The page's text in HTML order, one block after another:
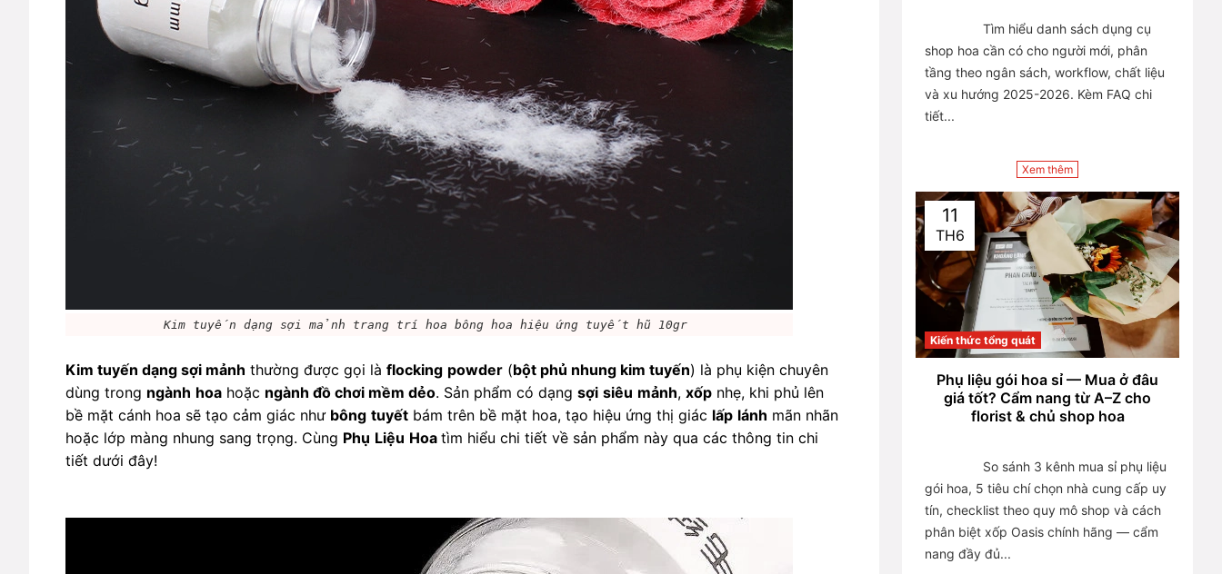
Kim tuyến dạng sợi mảnh trang trí hoa bông hoa hiệu ứng tuyết hũ 10gr
Kim tuyến dạng sợi mảnh thường được gọi là flocking powder (bột phủ nhung kim tuyến) là phụ kiện chuyên
dùng trong ngành hoa hoặc ngành đồ chơi mềm dẻo. Sản phẩm có dạng sợi siêu mảnh, xốp nhẹ, khi phủ lên
bề mặt cánh hoa sẽ tạo cảm giác như bông tuyết bám trên bề mặt hoa, tạo hiệu ứng thị giác lấp lánh mãn nhãn
hoặc lớp màng nhung sang trọng. Cùng Phụ Liệu Hoa tìm hiểu chi tiết về sản phẩm này qua các thông tin chi
tiết dưới đây!
shop hoa cần có cho người mới, phân
tầng theo ngân sách, workflow, chất liệu
và xu hướng 2025-2026. Kèm FAQ chi
tiết...
Xem thêm
11
TH6
Kiến thức tổng quát
Phụ liệu gói hoa sỉ — Mua ở đâu
giá tốt? Cẩm nang từ A–Z cho
florist & chủ shop hoa
gói hoa, 5 tiêu chí chọn nhà cung cấp uy
tín, checklist theo quy mô shop và cách
phân biệt xốp Oasis chính hãng — cẩm
nang đầy đủ...